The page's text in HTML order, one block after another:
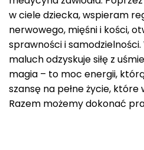
w ciele dziecka, wspieram
nerwowego, mięśni i kości,
sprawności i
maluch odzyskuje siłę z
magia – to moc energii,
szansę na pełne życie, które
Razem możemy dokonać